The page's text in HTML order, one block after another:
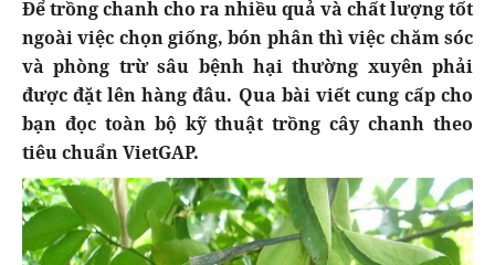
Để trồng chanh cho ra nhiều quả và chất lượng tốt
ngoài việc chọn giống, bón phân thì việc chăm sóc
và phòng trừ sâu bệnh hại thường xuyên phải
được đặt lên hàng đâu. Qua bài viết cung cấp cho
bạn đọc toàn bộ kỹ thuật trồng cây chanh theo
tiêu chuẩn VietGAP.